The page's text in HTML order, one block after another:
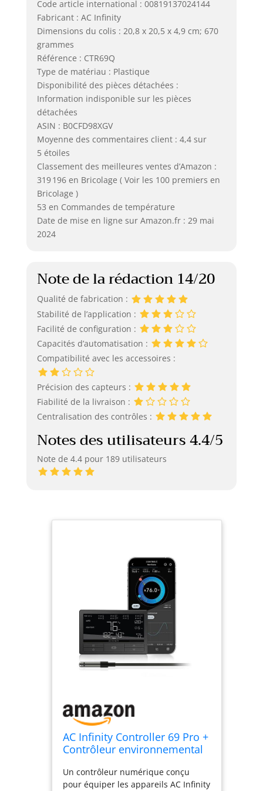
Code article international : 00819137024144
Fabricant : AC Infinity
Dimensions du colis : 20,8 x 20,5 x 4,9 cm; 670
grammes
Référence : CTR69Q
Type de matériau : Plastique
Disponibilité des pièces détachées :
Information indisponible sur les pièces
détachées
ASIN : B0CFD98XGV
Moyenne des commentaires client : 4,4 sur
5 étoiles
Classement des meilleures ventes d’Amazon :
319 196 en Bricolage ( Voir les 100 premiers en
Bricolage )
53 en Commandes de température
Date de mise en ligne sur Amazon.fr : 29 mai
2024
Note de la rédaction 14/20
Qualité de fabrication :
Stabilité de l’application :
Facilité de configuration :
Capacités d’automatisation :
Compatibilité avec les accessoires :
Précision des capteurs :
Fiabilité de la livraison :
Centralisation des contrôles :
Notes des utilisateurs 4.4/5
Note de 4.4 pour 189 utilisateurs
AC Infinity Controller 69 Pro +
Contrôleur environnemental
température, humidité, VPD,
minuterie, cycle, commandes
Un contrôleur numérique conçu
pour équiper les appareils AC Infinity